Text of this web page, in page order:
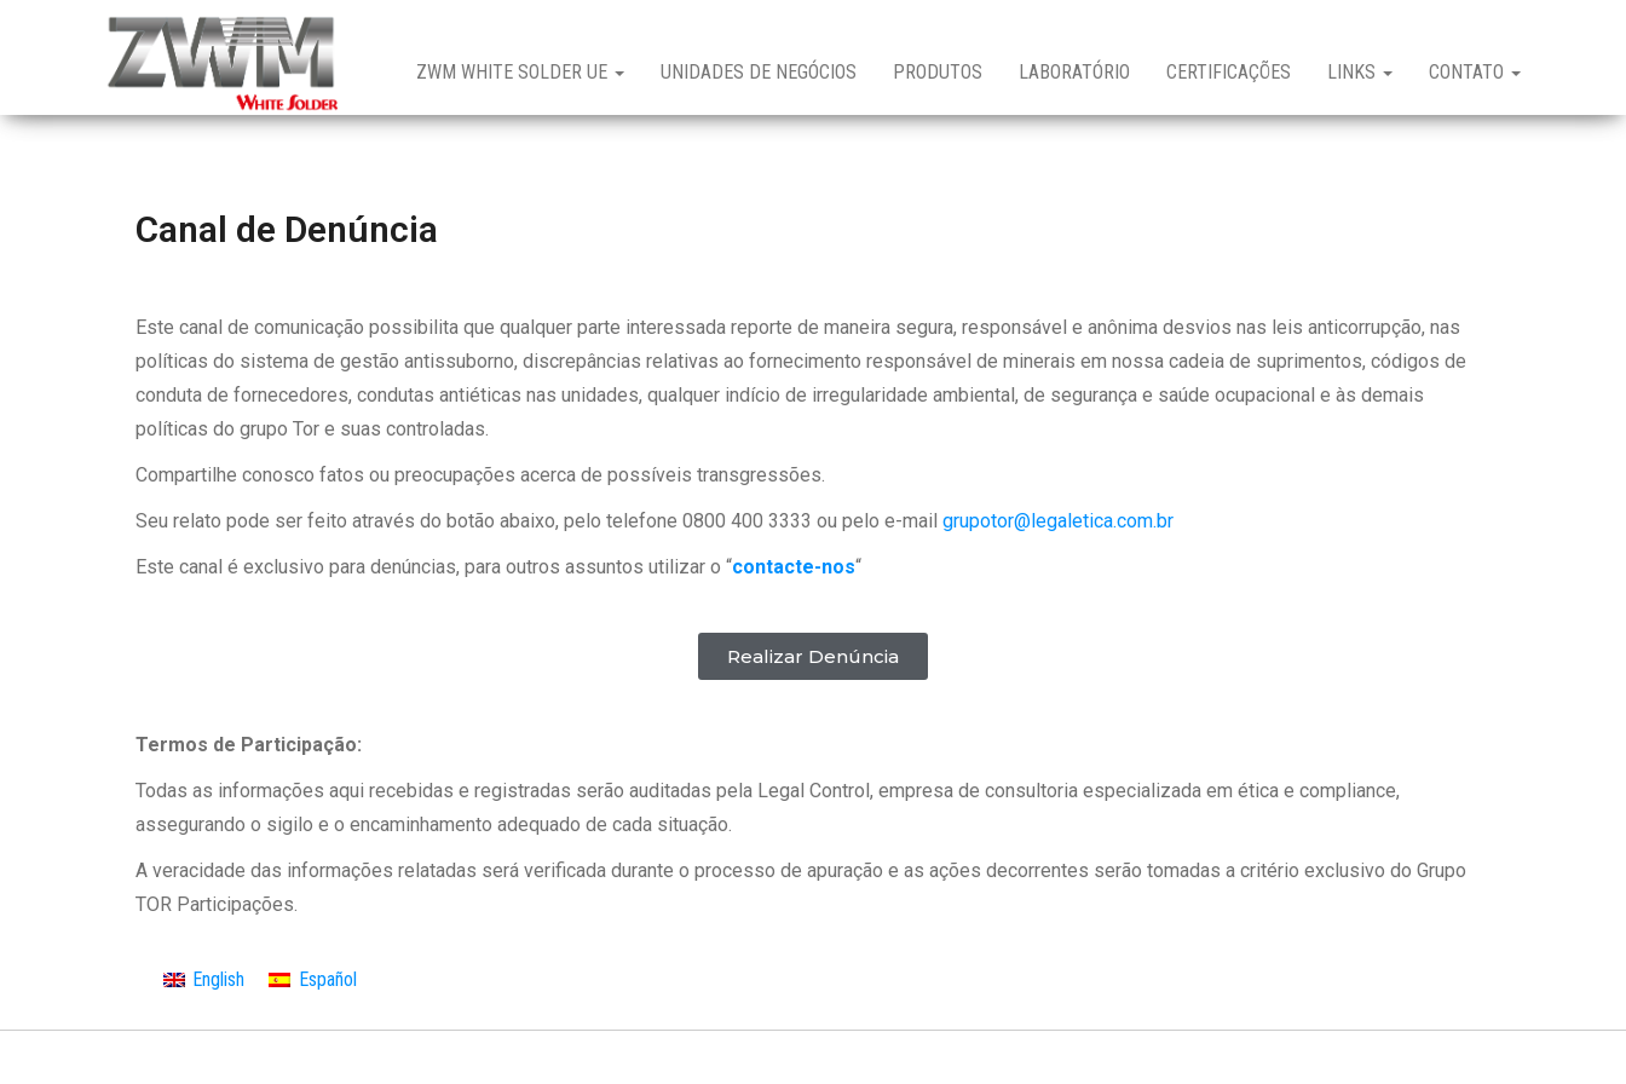
ZWM
Solder
Tecnologia
ZWM WHITE SOLDER UE UNIDADES DE NEGÓCIOS PRODUTOS LABORATÓRIO CERTIFICAÇÕES LINKS CONTATO
Canal de Denúncia
Este canal de comunicação possibilita que qualquer parte interessada reporte de maneira segura, responsável e anônima desvios nas leis anticorrupção, nas
políticas do sistema de gestão antissuborno, discrepâncias relativas ao fornecimento responsável de minerais em nossa cadeia de suprimentos, códigos de
conduta de fornecedores, condutas antiéticas nas unidades, qualquer indício de irregularidade ambiental, de segurança e saúde ocupacional e às demais
políticas do grupo Tor e suas controladas.
Compartilhe conosco fatos ou preocupações acerca de possíveis transgressões.
Seu relato pode ser feito através do botão abaixo, pelo telefone 0800 400 3333 ou pelo e-mail grupotor@legaletica.com.br
Este canal é exclusivo para denúncias, para outros assuntos utilizar o “contacte-nos“
Realizar Denúncia
Termos de Participação:
Todas as informações aqui recebidas e registradas serão auditadas pela Legal Control, empresa de consultoria especializada em ética e compliance,
assegurando o sigilo e o encaminhamento adequado de cada situação.
A veracidade das informações relatadas será verificada durante o processo de apuração e as ações decorrentes serão tomadas a critério exclusivo do Grupo
TOR Participações.
English Español